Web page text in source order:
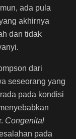
ada pula
akhirnya
dan tidak
dari
seseorang yang
pada kondisi
Congenital
pada